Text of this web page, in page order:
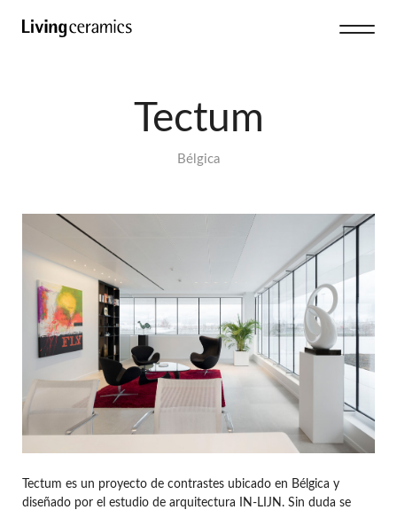
Tectum
Bélgica
Tectum es un proyecto de contrastes ubicado en Bélgica y
diseñado por el estudio de arquitectura IN-LIJN. Sin duda se